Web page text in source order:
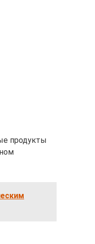
продукты